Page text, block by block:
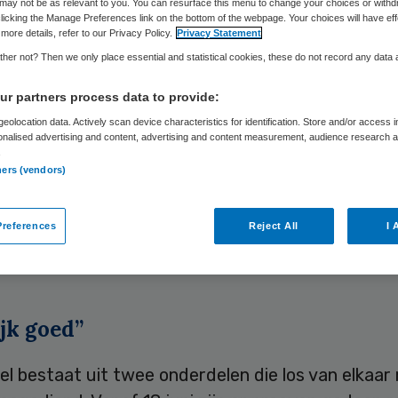
Skipr Redactie 11 augustus 2020,13:43 815 keer gelezen
heeft een patent op een eigen vaccin tegen het
verworven. Rusland is daarmee volgens
de eerste. De nieuwszender Sputnik meldt
in samenwerking met onderzoekers van het
goed”
bestaat uit twee onderdelen die los van elkaar
not be as relevant to you. You can resurface this menu to change your choices or
the Manage Preferences link on the bottom of the webpage. Your choices will have
details, refer to our Privacy Policy.
Privacy Statement
not? Then we only place essential and statistical cookies, these do not record any data
partners process data to provide:
data. Actively scan device characteristics for identification. Store and/or access
advertising and content, advertising and content measurement, audience research
(vendors)
Reject All I